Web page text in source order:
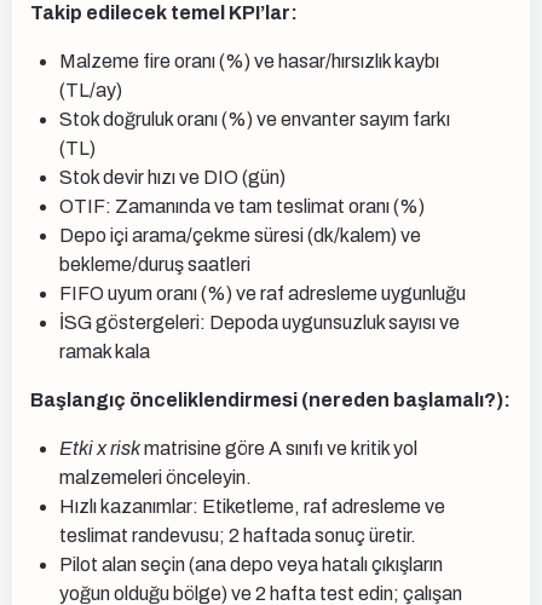
Takip edilecek temel KPI’lar:
Malzeme fire oranı (%) ve hasar/hırsızlık kaybı
(TL/ay)
Stok doğruluk oranı (%) ve envanter sayım farkı
(TL)
Stok devir hızı ve DIO (gün)
OTIF: Zamanında ve tam teslimat oranı (%)
Depo içi arama/çekme süresi (dk/kalem) ve
bekleme/duruş saatleri
FIFO uyum oranı (%) ve raf adresleme uygunluğu
İSG göstergeleri: Depoda uygunsuzluk sayısı ve
ramak kala
Başlangıç önceliklendirmesi (nereden başlamalı?):
Etki x riskmatrisine göre A sınıfı ve kritik yol
malzemeleri önceleyin.
Hızlı kazanımlar: Etiketleme, raf adresleme ve
teslimat randevusu; 2 haftada sonuç üretir.
Pilot alan seçin (ana depo veya hatalı çıkışların
yoğun olduğu bölge) ve 2 hafta test edin; çalışan